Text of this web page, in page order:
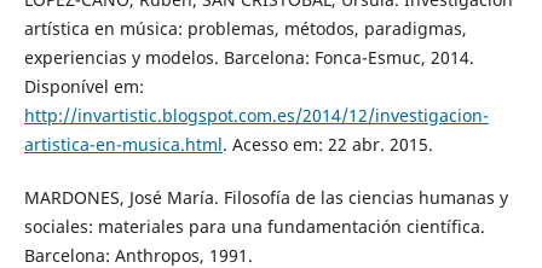
artística en música: problemas, métodos, paradigmas,
experiencias y modelos. Barcelona: Fonca-Esmuc, 2014.
Disponível em:
http://invartistic.blogspot.com.es/2014/12/investigacion-
artistica-en-musica.html. Acesso em: 22 abr. 2015.
MARDONES, José María. Filosofía de las ciencias humanas y
sociales: materiales para una fundamentación científica.
Barcelona: Anthropos, 1991.